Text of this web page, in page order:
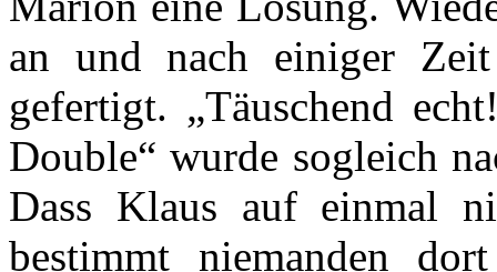
an und nach einiger Zeit
gefertigt. „Täuschend
Double“ wurde sogleich
Dass Klaus auf einmal
bestimmt niemanden